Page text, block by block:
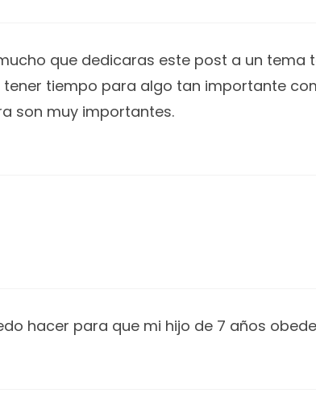
que dedicaras este post a un
tiempo para algo tan importante
son muy importantes.
hacer para que mi hijo de 7 años